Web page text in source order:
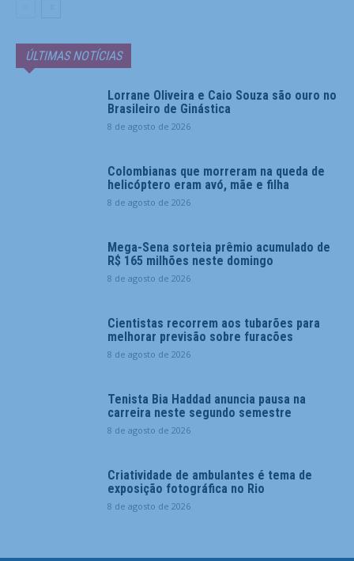
ÚLTIMAS NOTÍCIAS
Lorrane Oliveira e Caio Souza são ouro no
Brasileiro de Ginástica
8 de agosto de 2026
Colombianas que morreram na queda de
helicóptero eram avó, mãe e filha
8 de agosto de 2026
Mega-Sena sorteia prêmio acumulado de
R$ 165 milhões neste domingo
8 de agosto de 2026
Cientistas recorrem aos tubarões para
melhorar previsão sobre furacões
8 de agosto de 2026
Tenista Bia Haddad anuncia pausa na
carreira neste segundo semestre
8 de agosto de 2026
Criatividade de ambulantes é tema de
exposição fotográfica no Rio
8 de agosto de 2026